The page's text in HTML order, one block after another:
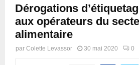
Dérogations
aux opérateurs du
alimentaire
par Colette Levassor 30 mai 2020 0